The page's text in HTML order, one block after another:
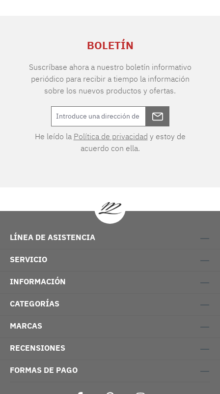
BOLETÍN
Suscríbase ahora a nuestro boletín informativo
periódico para recibir a tiempo la información
sobre los nuevos productos y ofertas.
He leído la Política de privacidad y estoy de
acuerdo con ella.
LÍNEA DE ASISTENCIA
SERVICIO
INFORMACIÓN
CATEGORÍAS
MARCAS
RECENSIONES
FORMAS DE PAGO